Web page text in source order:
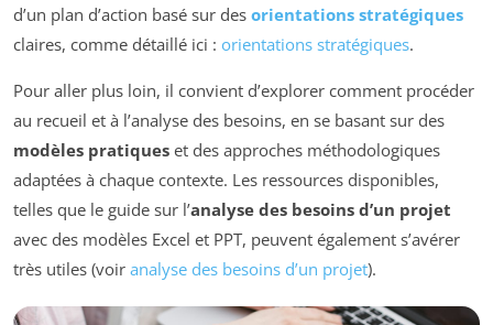
d’un plan d’action basé sur des orientations stratégiques
claires, comme détaillé ici : orientations stratégiques.
Pour aller plus loin, il convient d’explorer comment procéder
au recueil et à l’analyse des besoins, en se basant sur des
modèles pratiques et des approches méthodologiques
adaptées à chaque contexte. Les ressources disponibles,
telles que le guide sur l’analyse des besoins d’un projet
avec des modèles Excel et PPT, peuvent également s’avérer
très utiles (voir analyse des besoins d’un projet).